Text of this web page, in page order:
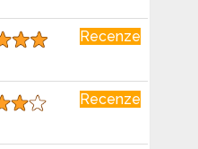
Recenze
Recenze